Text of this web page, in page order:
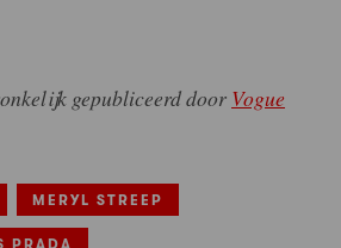
gepubliceerd door Vogue
MERYL STREEP
PRADA